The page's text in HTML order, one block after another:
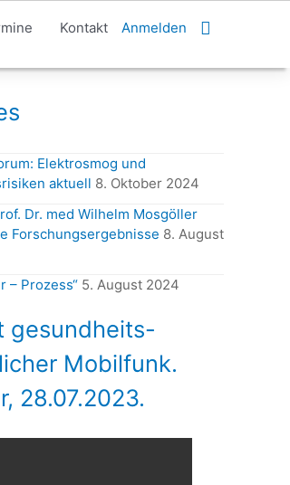
Kontakt Anmelden Suchen
Elektrosmog und
aktuell 8. Oktober 2024
Dr. med Wilhelm Mosgöller
Forschungsergebnisse 8. August
– Prozess“ 5. August 2024
gesundheits-
Mobilfunk.
28.07.2023.